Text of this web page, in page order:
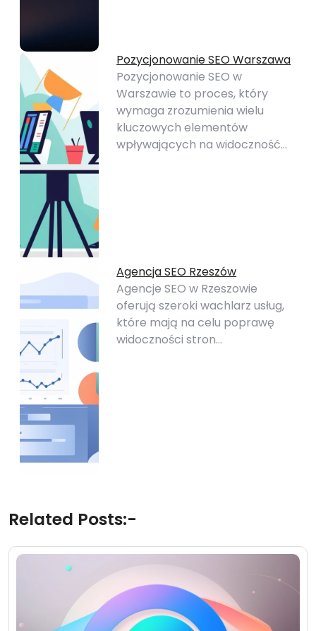
Pozycjonowanie SEO Warszawa
Pozycjonowanie SEO w
Warszawie to proces, który
wymaga zrozumienia wielu
kluczowych elementów
wpływających na widoczność…
Agencja SEO Rzeszów
Agencje SEO w Rzeszowie
oferują szeroki wachlarz usług,
które mają na celu poprawę
widoczności stron…
Related Posts:-